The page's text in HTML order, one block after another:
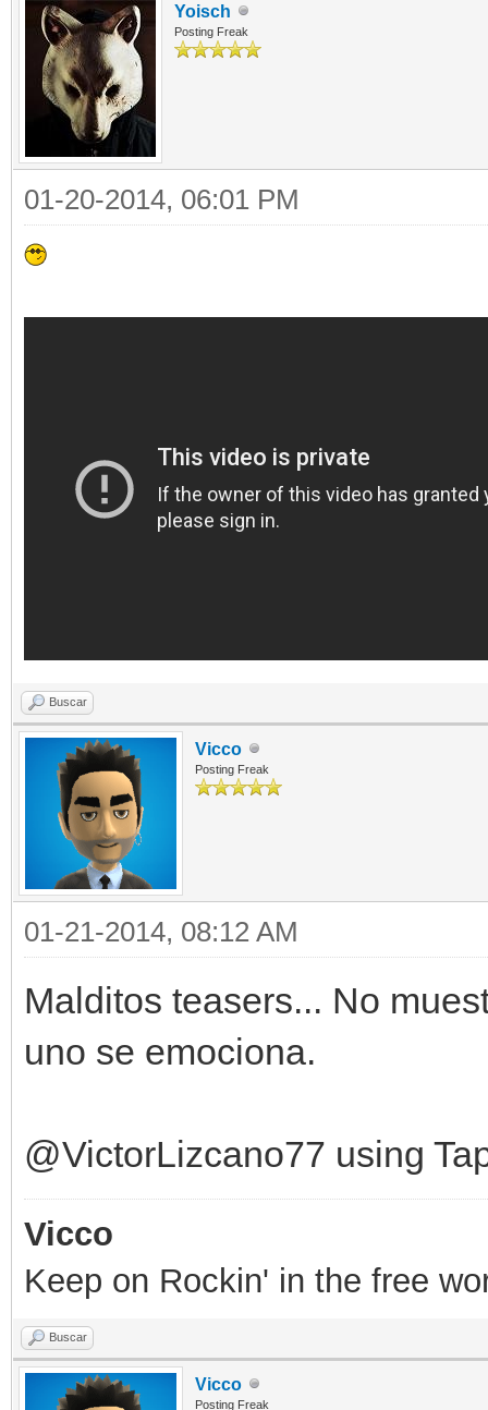
Yoisch
Posting Freak
01-20-2014, 06:01 PM
Buscar
Vicco
Posting Freak
01-21-2014, 08:12 AM
Malditos teasers... No
uno se emociona.
@VictorLizcano77 using
Vicco
Keep on Rockin' in the free
Buscar
Vicco
Posting Freak